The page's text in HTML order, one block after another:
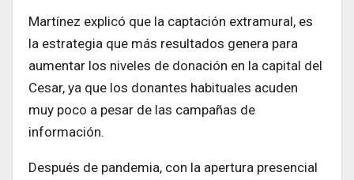
Martínez explicó que la captación extramural, es
la estrategia que más resultados genera para
aumentar los niveles de donación en la capital del
Cesar, ya que los donantes habituales acuden
muy poco a pesar de las campañas de
información.
Después de pandemia, con la apertura presencial